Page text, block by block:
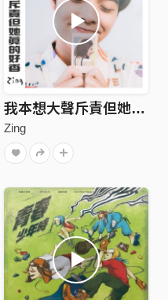
我本想大聲斥責但她真的好香
Zing